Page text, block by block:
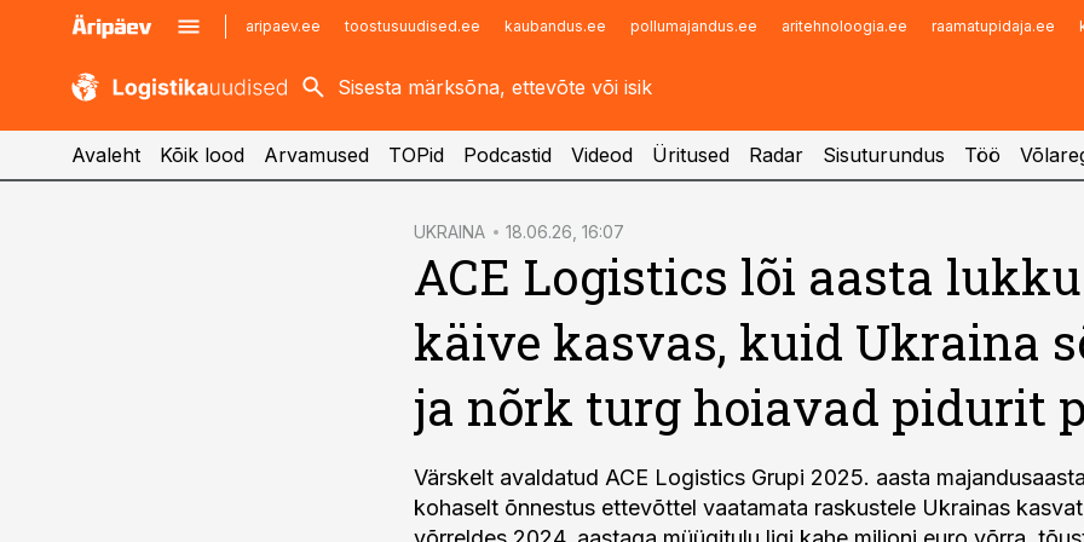
aripaev.ee toostusuudised.ee kaubandus.ee pollumajandus.ee aritehnoloogia.ee raamatupidaja.ee
kaubandus.ee
kinnisvarauudised.ee
imelineajalugu.ee
Infopank
Avaleht Kõik lood Arvamused TOPid Podcastid Videod Üritused Radar Sisuturundus Töö
UKRAINA 18.06.26, 16:07
ACE Logistics lõi aasta
käive kasvas, kuid Ukraina
ja nõrk turg hoiavad pidurit
Värskelt avaldatud ACE Logistics Grupi 2025. aasta
kohaselt õnnestus ettevõttel vaatamata raskustele Ukrainas